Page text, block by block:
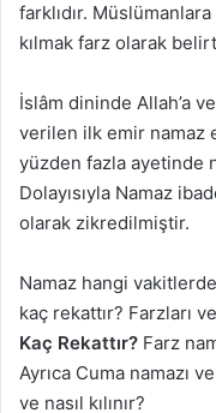
farklıdır.
kılmak farz olarak
İslâm dininde Allah’a
verilen ilk emir namaz
yüzden fazla ayetinde
Dolayısıyla Namaz
olarak zikredilmiştir.
Namaz hangi
kaç rekattır? Farzları
Kaç Rekattır? Farz
Ayrıca Cuma namazı
ve nasıl kılınır?